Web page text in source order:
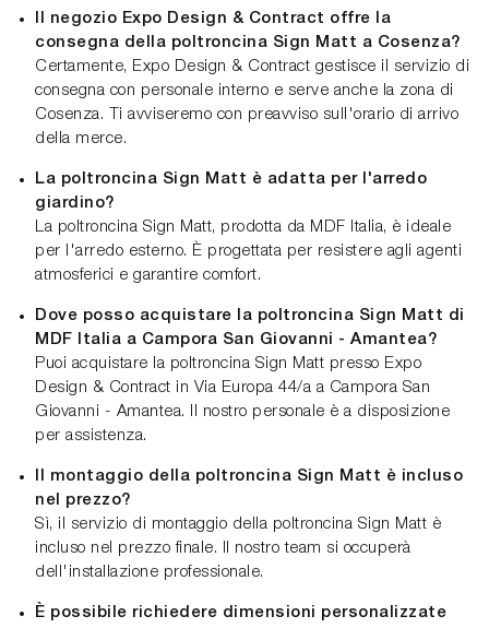
Il negozio Expo Design & Contract offre la
consegna della poltroncina Sign Matt a Cosenza?
Certamente, Expo Design & Contract gestisce il servizio di
consegna con personale interno e serve anche la zona di
Cosenza. Ti avviseremo con preavviso sull'orario di arrivo
della merce.
La poltroncina Sign Matt è adatta per l'arredo
giardino?
La poltroncina Sign Matt, prodotta da MDF Italia, è ideale
per l'arredo esterno. È progettata per resistere agli agenti
atmosferici e garantire comfort.
Dove posso acquistare la poltroncina Sign Matt di
MDF Italia a Campora San Giovanni - Amantea?
Puoi acquistare la poltroncina Sign Matt presso Expo
Design & Contract in Via Europa 44/a a Campora San
Giovanni - Amantea. Il nostro personale è a disposizione
per assistenza.
Il montaggio della poltroncina Sign Matt è incluso
nel prezzo?
Sì, il servizio di montaggio della poltroncina Sign Matt è
incluso nel prezzo finale. Il nostro team si occuperà
dell'installazione professionale.
È possibile richiedere dimensioni personalizzate